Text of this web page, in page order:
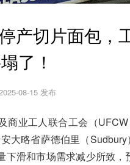
产切片面包，
了！
08-15 发布
商业工人联合工会（
大略省萨德伯里（
滑和市场需求减少所致，